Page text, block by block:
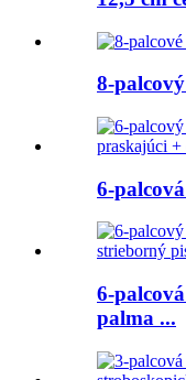
8-
6-
6-
palma ...